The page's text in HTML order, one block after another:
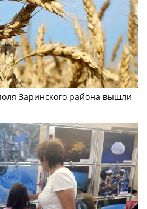
Заринского района вышли